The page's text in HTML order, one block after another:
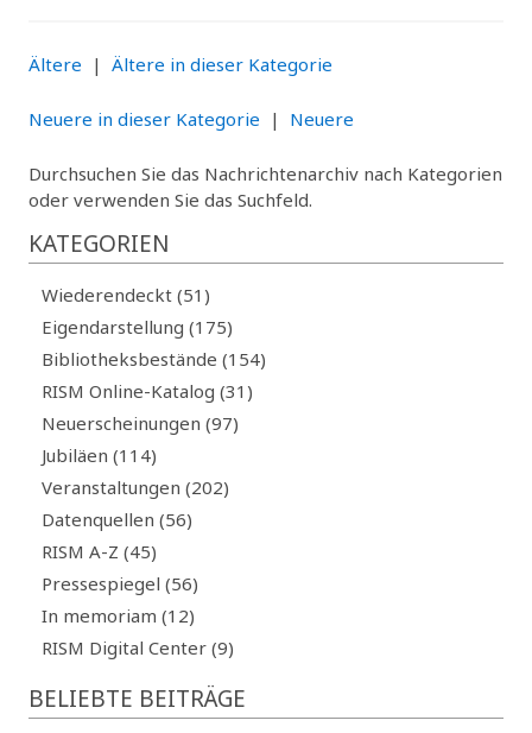
Ältere | Ältere in dieser Kategorie
Neuere in dieser Kategorie | Neuere
Durchsuchen Sie das Nachrichtenarchiv nach Kategorien
oder verwenden Sie das Suchfeld.
KATEGORIEN
Wiederendeckt (51)
Eigendarstellung (175)
Bibliotheksbestände (154)
RISM Online-Katalog (31)
Neuerscheinungen (97)
Jubiläen (114)
Veranstaltungen (202)
Datenquellen (56)
RISM A-Z (45)
Pressespiegel (56)
In memoriam (12)
RISM Digital Center (9)
BELIEBTE BEITRÄGE